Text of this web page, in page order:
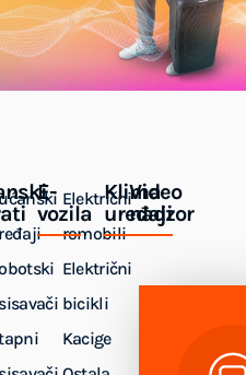
E-
vozila
Električni
romobili
Električni
bicikli
Kacige
Klima
uređaji
Video
nadzor